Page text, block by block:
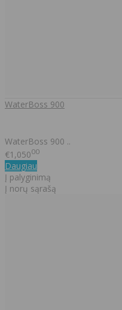
WaterBoss 900
WaterBoss 900 ..
€1,05000
Daugiau
Į palyginimą
Į norų sąrašą